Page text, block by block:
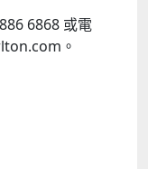
6868 或電
。